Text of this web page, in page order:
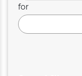
for